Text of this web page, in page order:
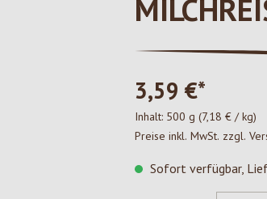
3,59 €*
Inhalt: 500 g (7,18 € / kg)
Preise inkl. MwSt. zzgl.
Sofort verfügbar,